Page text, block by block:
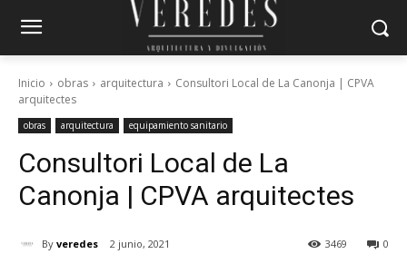
Inicio obras arquitectura
Consultori Local de La Canonja | CPVA
arquitectes
obras arquitectura equipamiento sanitario
Consultori Local de La
Canonja | CPVA arquitectes
By veredes 2 junio, 2021 0
3469